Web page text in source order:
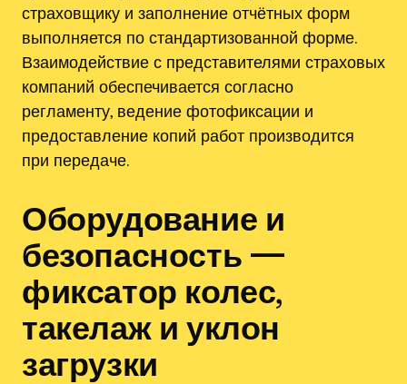
страховщику и заполнение отчётных форм
выполняется по стандартизованной форме.
Взаимодействие с представителями страховых
компаний обеспечивается согласно
регламенту, ведение фотофиксации и
предоставление копий работ производится
при передаче.
Оборудование и
безопасность —
фиксатор колес,
такелаж и уклон
загрузки